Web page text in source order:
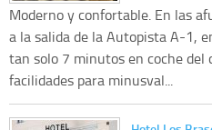
Moderno y confortable. En las
a la salida de la Autopista A-1,
tan solo 7 minutos en coche del
facilidades para minusval...